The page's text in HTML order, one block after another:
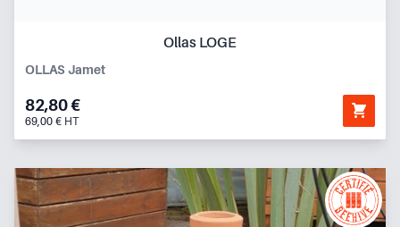
Ollas LOGE
OLLAS Jamet
82,80 €
69,00 € HT